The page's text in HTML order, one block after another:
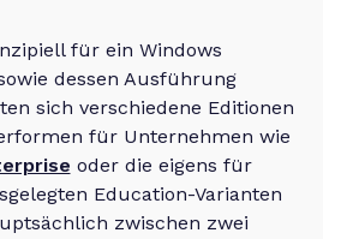
für ein Windows
dessen Ausführung
sich verschiedene Editionen
für Unternehmen wie
oder die eigens für
Education-Varianten
zwischen zwei